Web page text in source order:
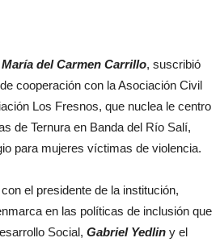
María del Carmen Carrillo, suscribió
cooperación con la Asociación Civil
Los Fresnos, que nuclea le centro
de Ternura en Banda del Río Salí,
para mujeres víctimas de violencia.
el presidente de la institución,
en las políticas de inclusión que
Social, Gabriel Yedlin y el